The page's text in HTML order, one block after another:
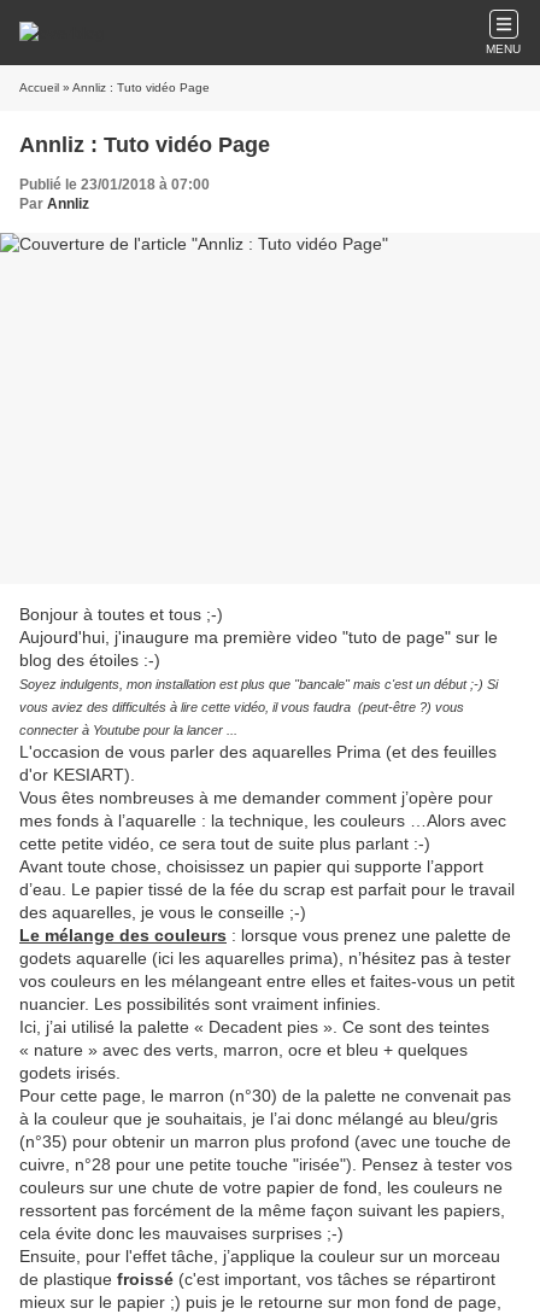
MENU
Accueil » Annliz : Tuto vidéo Page
Annliz : Tuto vidéo Page
Publié le 23/01/2018 à 07:00
Par Annliz
Bonjour à toutes et tous ;-)
Aujourd'hui, j'inaugure ma première video "tuto de page" sur le
blog des étoiles :-)
Soyez indulgents, mon installation est plus que "bancale" mais c'est un début ;-) Si
vous aviez des difficultés à lire cette vidéo, il vous faudra (peut-être ?) vous
connecter à Youtube pour la lancer ...
L'occasion de vous parler des aquarelles Prima (et des feuilles
d'or KESIART).
Vous êtes nombreuses à me demander comment j’opère pour
mes fonds à l’aquarelle : la technique, les couleurs …Alors avec
cette petite vidéo, ce sera tout de suite plus parlant :-)
Avant toute chose, choisissez un papier qui supporte l’apport
d’eau. Le papier tissé de la fée du scrap est parfait pour le travail
des aquarelles, je vous le conseille ;-)
Le mélange des couleurs : lorsque vous prenez une palette de
godets aquarelle (ici les aquarelles prima), n’hésitez pas à tester
vos couleurs en les mélangeant entre elles et faites-vous un petit
nuancier. Les possibilités sont vraiment infinies.
Ici, j’ai utilisé la palette « Decadent pies ». Ce sont des teintes
« nature » avec des verts, marron, ocre et bleu + quelques
godets irisés.
Pour cette page, le marron (n°30) de la palette ne convenait pas
à la couleur que je souhaitais, je l’ai donc mélangé au bleu/gris
(n°35) pour obtenir un marron plus profond (avec une touche de
cuivre, n°28 pour une petite touche "irisée"). Pensez à tester vos
couleurs sur une chute de votre papier de fond, les couleurs ne
ressortent pas forcément de la même façon suivant les papiers,
cela évite donc les mauvaises surprises ;-)
Ensuite, pour l'effet tâche, j’applique la couleur sur un morceau
de plastique froissé (c'est important, vos tâches se répartiront
mieux sur le papier ;) puis je le retourne sur mon fond de page,